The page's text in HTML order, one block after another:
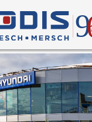
VÉHICULESNEUFS